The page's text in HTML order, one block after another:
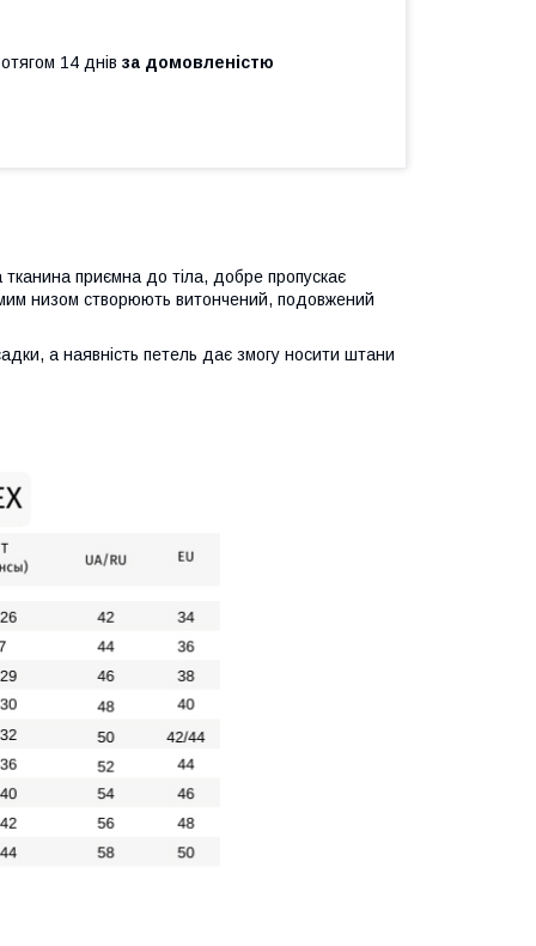
14 днів за домовленістю
приємна до тіла, добре пропускає
низом створюють витончений, подовжений
а наявність петель дає змогу носити штани